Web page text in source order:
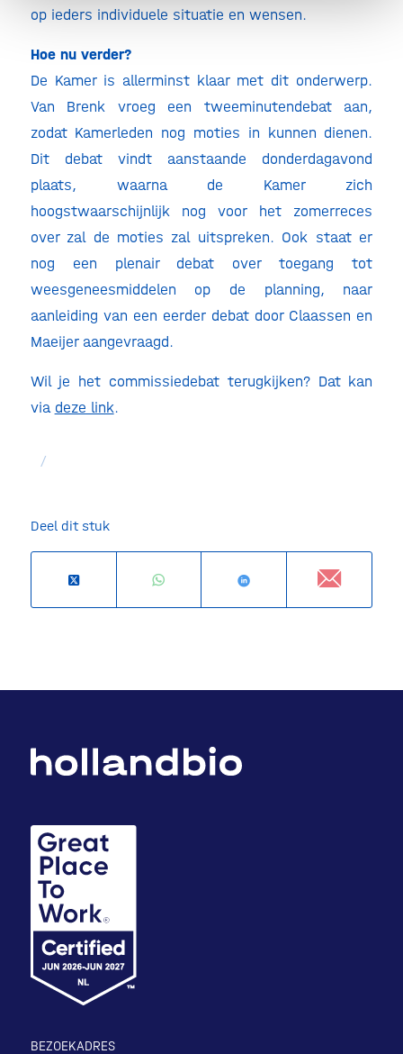
op ieders individuele situatie en wensen.
Hoe nu verder?
De Kamer is allerminst klaar met dit onderwerp.
Van Brenk vroeg een tweeminutendebat aan,
zodat Kamerleden nog moties in kunnen dienen.
Dit debat vindt aanstaande donderdagavond
plaats, waarna de Kamer zich
hoogstwaarschijnlijk nog voor het zomerreces
over zal de moties zal uitspreken. Ook staat er
nog een plenair debat over toegang tot
weesgeneesmiddelen op de planning, naar
aanleiding van een eerder debat door Claassen en
Maeijer aangevraagd.
Wil je het commissiedebat terugkijken? Dat kan
via deze link.
/
Deel dit stuk
BEZOEKADRES